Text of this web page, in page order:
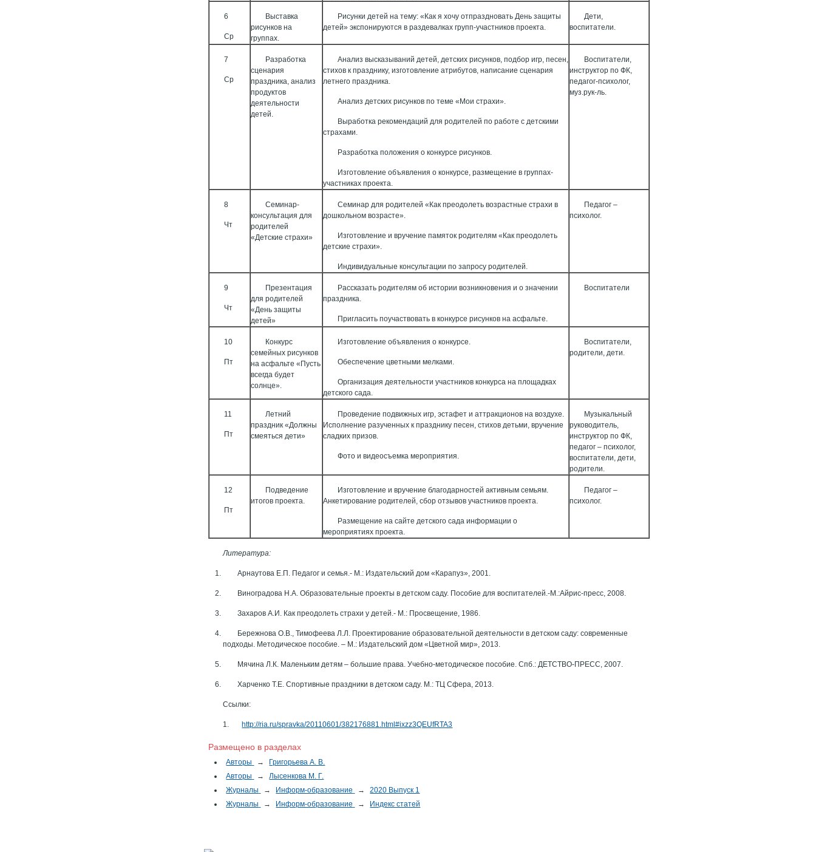
6
Ср
Выставка
рисунков на
группах.
Рисунки детей на тему: «Как я хочу отпраздновать День защиты
детей» экспонируются в раздевалках групп-участников проекта.
Дети,
воспитатели.
7
Ср
Разработка
сценария
праздника, анализ
продуктов
деятельности
детей.
Анализ высказываний детей, детских рисунков, подбор игр, песен,
стихов к празднику, изготовление атрибутов, написание сценария
летнего праздника.
Анализ детских рисунков по теме «Мои страхи».
Выработка рекомендаций для родителей по работе с детскими
страхами.
Разработка положения о конкурсе рисунков.
Изготовление объявления о конкурсе, размещение в группах-
участниках проекта.
Воспитатели,
инструктор по ФК,
педагог-психолог,
муз.рук-ль.
8
Чт
Семинар-
консультация для
родителей
«Детские страхи»
Семинар для родителей «Как преодолеть возрастные страхи в
дошкольном возрасте».
Изготовление и вручение памяток родителям «Как преодолеть
детские страхи».
Индивидуальные консультации по запросу родителей.
Педагог –
психолог.
9
Чт
Презентация
для родителей
«День защиты
детей»
Рассказать родителям об истории возникновения и о значении
праздника.
Пригласить поучаствовать в конкурсе рисунков на асфальте.
Воспитатели
10
Пт
Конкурс
семейных рисунков
на асфальте «Пусть
всегда будет
солнце».
Изготовление объявления о конкурсе.
Обеспечение цветными мелками.
Организация деятельности участников конкурса на площадках
детского сада.
Воспитатели,
родители, дети.
11
Пт
Летний
праздник «Должны
смеяться дети»
Проведение подвижных игр, эстафет и аттракционов на воздухе.
Исполнение разученных к празднику песен, стихов детьми, вручение
сладких призов.
Фото и видеосъемка мероприятия.
Музыкальный
руководитель,
инструктор по ФК,
педагог – психолог,
воспитатели, дети,
родители.
12
Пт
Подведение
итогов проекта.
Изготовление и вручение благодарностей активным семьям.
Анкетирование родителей, сбор отзывов участников проекта.
Размещение на сайте детского сада информации о
мероприятиях проекта.
Педагог –
психолог.
Литература:
Арнаутова Е.П. Педагог и семья.- М.: Издательский дом «Карапуз», 2001.
Виноградова Н.А. Образовательные проекты в детском саду. Пособие для воспитателей.-М.:Айрис-пресс, 2008.
Захаров А.И. Как преодолеть страхи у детей.- М.: Просвещение, 1986.
Бережнова О.В., Тимофеева Л.Л. Проектирование образовательной деятельности в детском саду: современные
подходы. Методическое пособие. – М.: Издательский дом «Цветной мир», 2013.
Мячина Л.К. Маленьким детям – большие права. Учебно-методическое пособие. Спб.: ДЕТСТВО-ПРЕСС, 2007.
Харченко Т.Е. Спортивные праздники в детском саду. М.: ТЦ Сфера, 2013.
Ссылки:
1.http://ria.ru/spravka/20110601/382176881.html#ixzz3QEUfRTA3
Размещено в разделах
Авторы →
Григорьева А. В.
Авторы
→
Лысенкова М. Г.
Журналы
→ Информ-образование →
2020 Выпуск 1
Журналы
→ Информ-образование → Индекс статей